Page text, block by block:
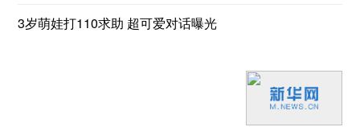
3岁萌娃打110求助 超可爱对话曝光